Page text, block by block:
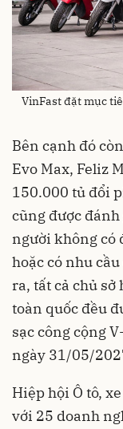
VinFast đặt mục
Bên cạnh đó
Evo Max, Feliz
150.000 tủ đổi
cũng được
người không có
hoặc có nhu
ra, tất cả chủ
toàn quốc đều
sạc công cộng
ngày 31/05/
Hiệp hội Ô tô,
với 25 doanh